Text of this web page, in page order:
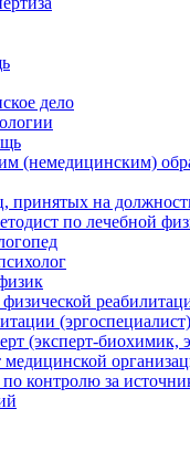
дело
(немедицинским)
принятых на
по лечебной
(эргоспециалист)
(эксперт-биохимик,
контролю за